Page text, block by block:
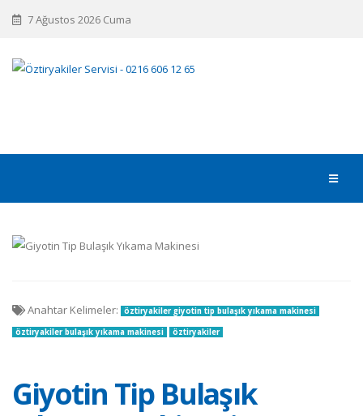
7 Ağustos 2026 Cuma
Giyotin Tip Bulaşık
Anahtar Kelimeler:
öztiryakiler giyotin tip bulaşık yıkama makinesi
öztiryakiler bulaşık yıkama makinesi
öztiryakiler